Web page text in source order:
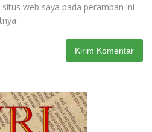
web saya pada peramban ini